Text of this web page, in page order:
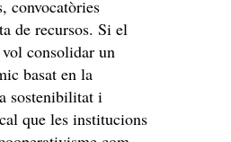
convocatòries
de recursos. Si el
consolidar un
basat en la
sostenibilitat i
que les institucions